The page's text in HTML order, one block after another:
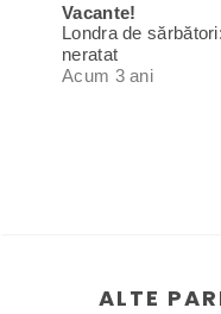
Vacante!
Londra de
neratat
Acum 3 ani
ALTE